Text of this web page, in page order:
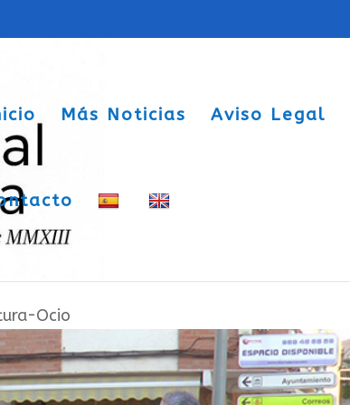
Más Noticias Aviso Legal
de Santa Cecilia regalando
Ocio